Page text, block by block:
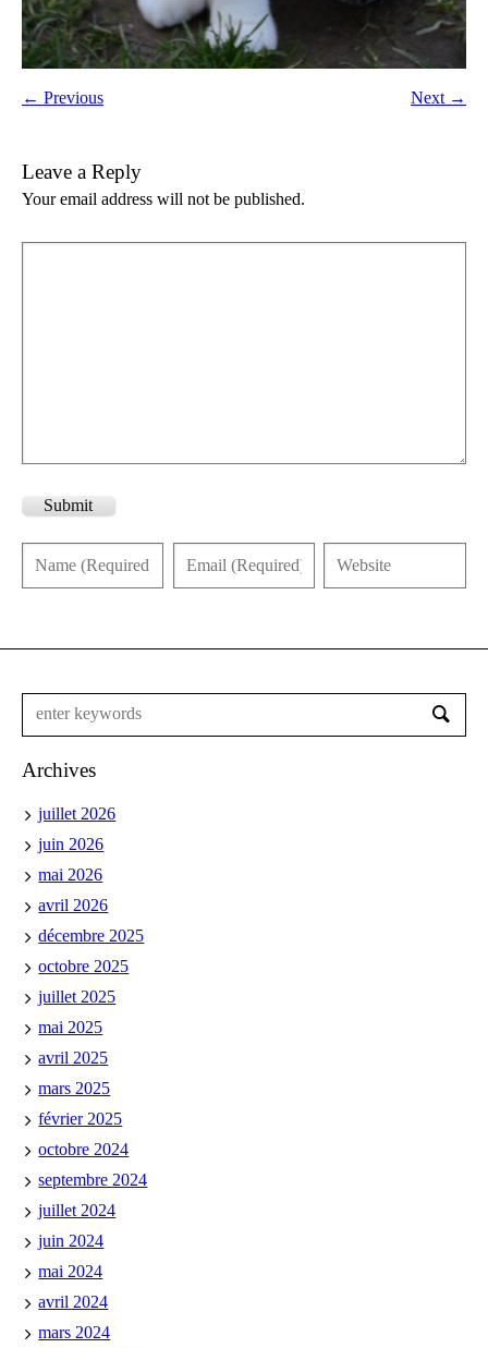
← Previous Next →
Leave a Reply
Your email address will not be published.
Submit
Archives
juillet 2026
juin 2026
mai 2026
avril 2026
décembre 2025
octobre 2025
juillet 2025
mai 2025
avril 2025
mars 2025
février 2025
octobre 2024
septembre 2024
juillet 2024
juin 2024
mai 2024
avril 2024
mars 2024